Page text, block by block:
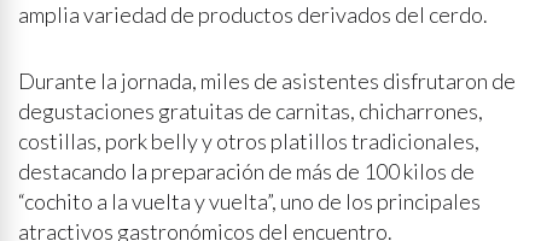
amplia variedad de productos derivados del cerdo.
Durante la jornada, miles de asistentes disfrutaron de
degustaciones gratuitas de carnitas, chicharrones,
costillas, pork belly y otros platillos tradicionales,
destacando la preparación de más de 100 kilos de
“cochito a la vuelta y vuelta”, uno de los principales
atractivos gastronómicos del encuentro.